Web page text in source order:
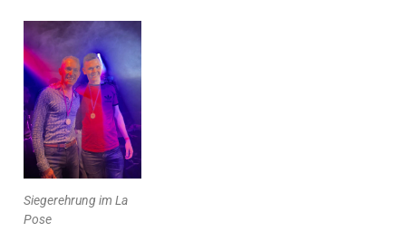
Siegerehrung im La
Pose